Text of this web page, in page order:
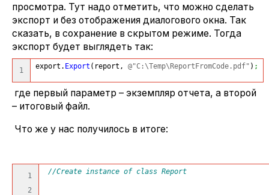
просмотра. Тут надо отметить, что можно сделать
экспорт и без отображения диалогового окна. Так
сказать, в сохранение в скрытом режиме. Тогда
экспорт будет выглядеть так:
export. Export ( report, @"C:\Temp\ReportFromCode.pdf" ) ;
где первый параметр – экземпляр отчета, а второй
– итоговый файл.
Что же у нас получилось в итоге:
1
2
//Create instance of class Report